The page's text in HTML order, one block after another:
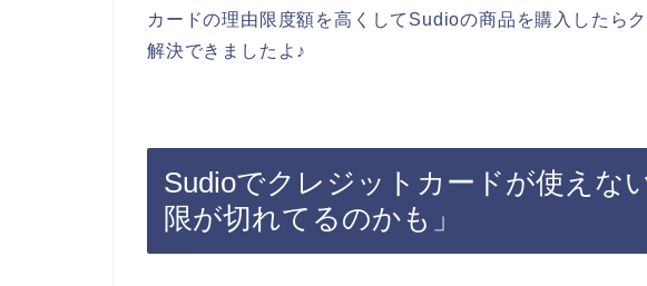
カードの理由限度額を高くしてSudioの商品を購入したら
解決できましたよ♪
Sudioでクレジットカードが使えな
限が切れてるのかも」